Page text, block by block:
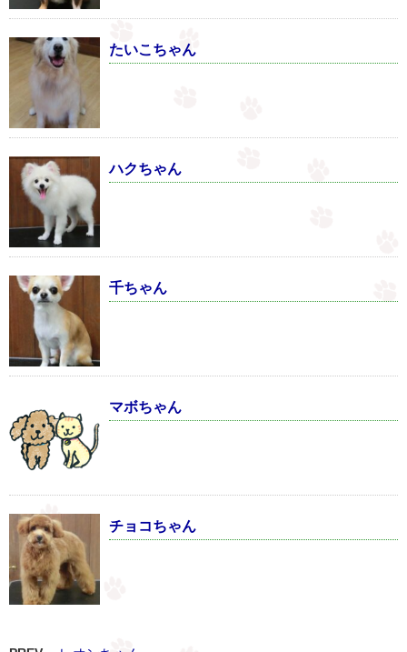
たいこちゃん
ハクちゃん
千ちゃん
マボちゃん
チョコちゃん